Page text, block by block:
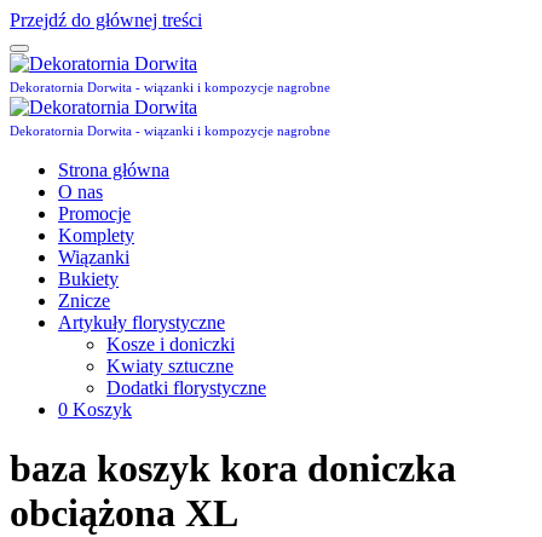
Przejdź do głównej treści
Dekoratornia Dorwita - wiązanki i kompozycje nagrobne
Dekoratornia Dorwita - wiązanki i kompozycje nagrobne
Strona główna
O nas
Promocje
Komplety
Wiązanki
Bukiety
Znicze
Artykuły florystyczne
Kosze i doniczki
Kwiaty sztuczne
Dodatki florystyczne
0 Koszyk
baza koszyk kora doniczka
obciążona XL